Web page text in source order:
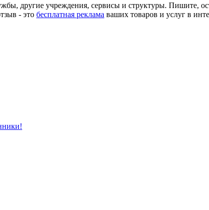
другие учреждения, сервисы и структуры. Пишите,
- это бесплатная реклама ваших товаров и услуг в